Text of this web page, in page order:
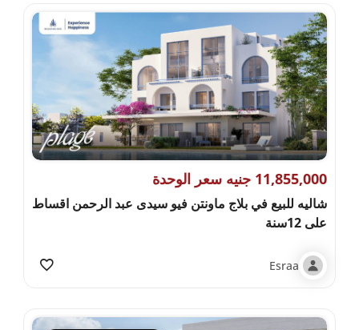
11,855,000 جنيه سعر الوحدة
شاليه للبيع في بلاج ماونتن فيو سيدى عبد الرحمن اقساط
على 12سنة
Esraa